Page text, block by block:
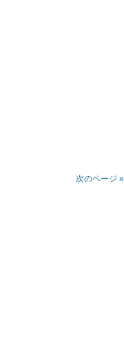
次のページ »